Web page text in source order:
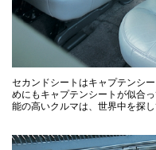
セカンドシートはキャプテンシ
めにもキャプテンシートが似合
能の高いクルマは、世界中を探